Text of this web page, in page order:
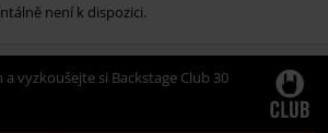
není k dispozici.
vyzkoušejte si Backstage Club 30